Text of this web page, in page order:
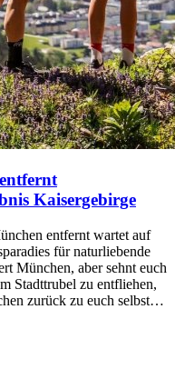
Kaisergebirge
entfernt wartet auf
für naturliebende
München, aber sehnt euch
Stadttrubel zu entfliehen,
zurück zu euch selbst…